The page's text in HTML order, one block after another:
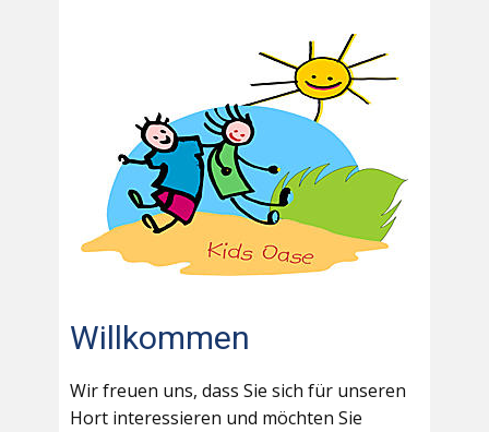
Willkommen
Wir freuen uns, dass Sie sich für unseren
Hort interessieren und möchten Sie